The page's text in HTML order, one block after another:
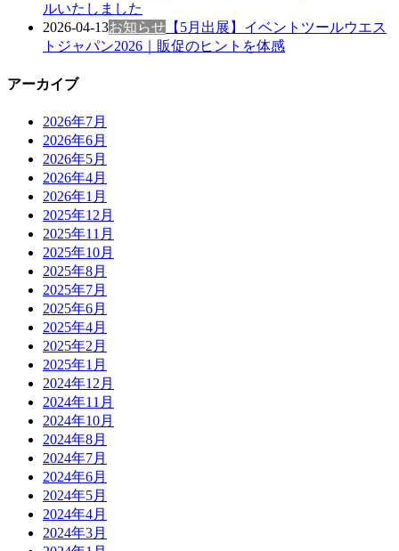
ルいたしました
2026-04-13お知らせ 【5⽉出展】イベントツールウエス
トジャパン2026｜販促のヒントを体感
アーカイブ
2026年7月
2026年6月
2026年5月
2026年4月
2026年1月
2025年12月
2025年11月
2025年10月
2025年8月
2025年7月
2025年6月
2025年4月
2025年2月
2025年1月
2024年12月
2024年11月
2024年10月
2024年8月
2024年7月
2024年6月
2024年5月
2024年4月
2024年3月